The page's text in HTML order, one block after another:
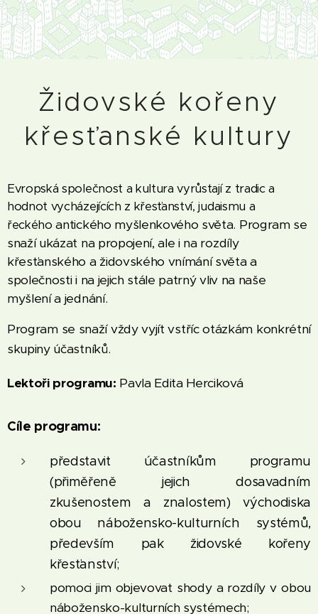
Židovské kořeny
křesťanské kultury
Evropská společnost a kultura vyrůstají z tradic a
hodnot vycházejících z křesťanství, judaismu a
řeckéhoantického myšlenkového světa. Program se
snaží ukázat na propojení, ale i na rozdíly
křesťanského a židovského vnímání světa a
společnosti i na jejich stále patrný vliv na naše
myšlení a jednání.
Program se snaží vždy vyjít vstříc otázkám konkrétní
skupiny účastníků.
Lektoři programu: Pavla Edita Herciková
Cíle programu:
představit účastníkům programu
(přiměřeně jejich dosavadním
zkušenostem a znalostem) východiska
obou nábožensko-kulturních systémů,
především pak židovské kořeny
křesťanství;
pomoci jim objevovat shody a rozdíly v obou
nábožensko-kulturních systémech;